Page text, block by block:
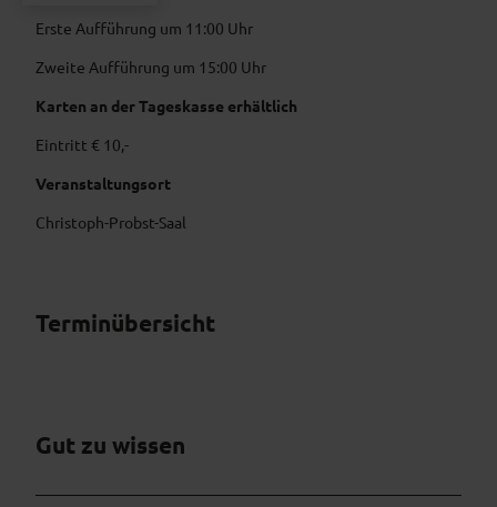
Erste Aufführung um 11:00 Uhr
Zweite Aufführung um 15:00 Uhr
Karten an der Tageskasse erhältlich
Eintritt € 10,-
Veranstaltungsort
Christoph-Probst-Saal
Terminübersicht
Gut zu wissen